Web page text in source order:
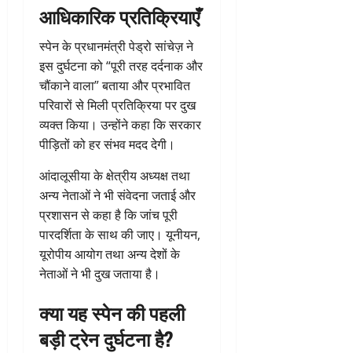
आधिकारिक प्रतिक्रियाएँ
स्पेन के प्रधानमंत्री पेड्रो सांचेज़ ने
इस दुर्घटना को “पूरी तरह दर्दनाक और
चौंकाने वाला” बताया और प्रभावित
परिवारों से मिली प्रतिक्रिया पर दुख
व्यक्त किया। उन्होंने कहा कि सरकार
पीड़ितों को हर संभव मदद देगी।
आंदालूसीया के क्षेत्रीय अध्यक्ष तथा
अन्य नेताओं ने भी संवेदना जताई और
प्रशासन से कहा है कि जांच पूरी
पारदर्शिता के साथ की जाए। यूनीयन,
यूरोपीय आयोग तथा अन्य देशों के
नेताओं ने भी दुख जताया है।
क्या यह स्पेन की पहली
बड़ी ट्रेन दुर्घटना है?